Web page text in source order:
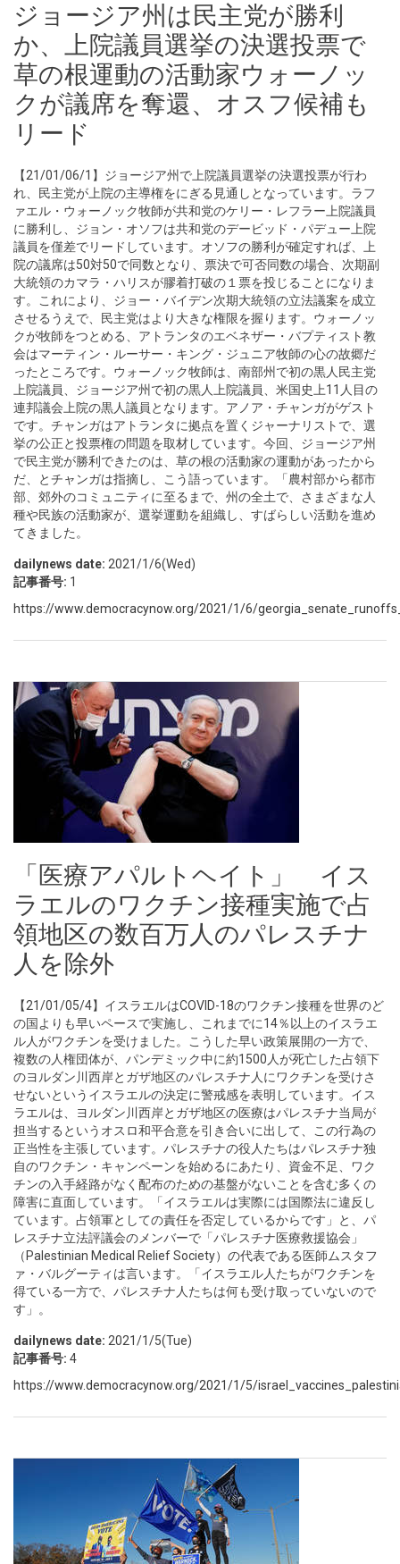
ジョージア州は民主党が勝利
か、上院議員選挙の決選投票で
草の根運動の活動家ウォーノッ
クが議席を奪還、オスフ候補も
リード
【21/01/06/1】ジョージア州で上院議員選挙の決選投票が行わ
れ、民主党が上院の主導権をにぎる見通しとなっています。ラフ
ァエル・ウォーノック牧師が共和党のケリー・レフラー上院議員
に勝利し、ジョン・オソフは共和党のデービッド・パデュー上院
議員を僅差でリードしています。オソフの勝利が確定すれば、上
院の議席は50対50で同数となり、票決で可否同数の場合、次期副
大統領のカマラ・ハリスが膠着打破の１票を投じることになりま
す。これにより、ジョー・バイデン次期大統領の立法議案を成立
させるうえで、民主党はより大きな権限を握ります。ウォーノッ
クが牧師をつとめる、アトランタのエベネザー・バプティスト教
会はマーティン・ルーサー・キング・ジュニア牧師の心の故郷だ
ったところです。ウォーノック牧師は、南部州で初の黒人民主党
上院議員、ジョージア州で初の黒人上院議員、米国史上11人目の
連邦議会上院の黒人議員となります。アノア・チャンガがゲスト
です。チャンガはアトランタに拠点を置くジャーナリストで、選
挙の公正と投票権の問題を取材しています。今回、ジョージア州
で民主党が勝利できたのは、草の根の活動家の運動があったから
だ、とチャンガは指摘し、こう語っています。「農村部から都市
部、郊外のコミュニティに至るまで、州の全土で、さまざまな人
種や民族の活動家が、選挙運動を組織し、すばらしい活動を進め
てきました。
dailynews date: 2021/1/6(Wed)
記事番号: 1
https://www.democracynow.org/2021/1/6/
「医療アパルトヘイト」 イス
ラエルのワクチン接種実施で占
領地区の数百万人のパレスチナ
人を除外
【21/01/05/4】イスラエルはCOVID-18のワクチン接種を世界のど
の国よりも早いペースで実施し、これまでに14％以上のイスラエ
ル人がワクチンを受けました。こうした早い政策展開の一方で、
複数の人権団体が、パンデミック中に約1500人が死亡した占領下
のヨルダン川西岸とガザ地区のパレスチナ人にワクチンを受けさ
せないというイスラエルの決定に警戒感を表明しています。イス
ラエルは、ヨルダン川西岸とガザ地区の医療はパレスチナ当局が
担当するというオスロ和平合意を引き合いに出して、この行為の
正当性を主張しています。パレスチナの役人たちはパレスチナ独
自のワクチン・キャンペーンを始めるにあたり、資金不足、ワク
チンの入手経路がなく配布のための基盤がないことを含む多くの
障害に直面しています。「イスラエルは実際には国際法に違反し
ています。占領軍としての責任を否定しているからです」と、パ
レスチナ立法評議会のメンバーで「パレスチナ医療救援協会」
（Palestinian Medical Relief Society）の代表である医師ムスタフ
ァ・バルグーティは言います。「イスラエル人たちがワクチンを
得ている一方で、パレスチナ人たちは何も受け取っていないので
す」。
dailynews date: 2021/1/5(Tue)
記事番号: 4
https://www.democracynow.org/2021/1/5/